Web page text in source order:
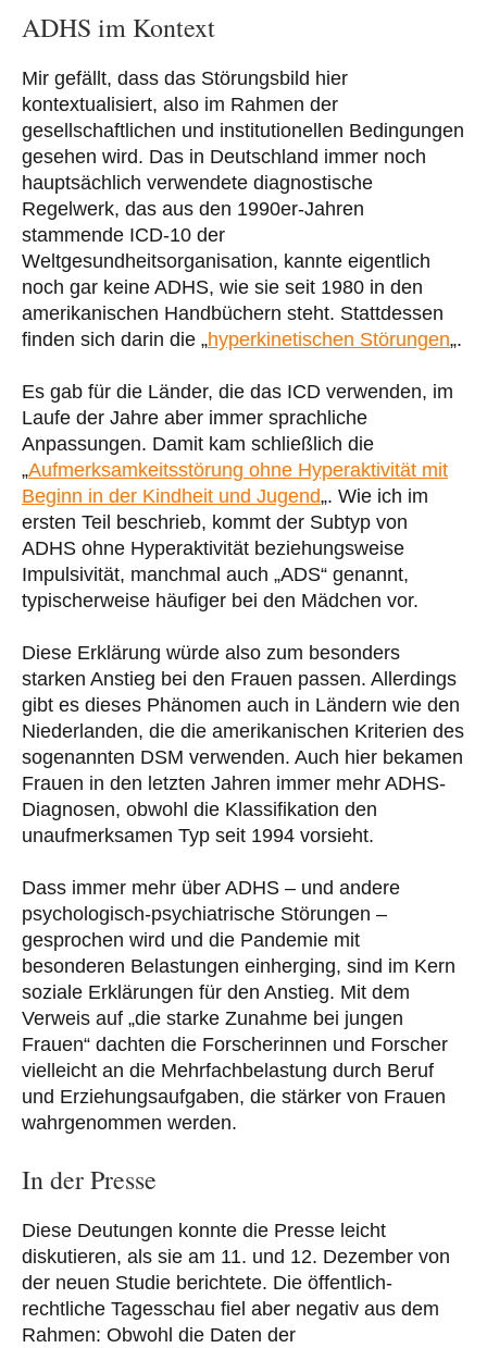
ADHS im Kontext
Mir gefällt, dass das Störungsbild hier
kontextualisiert, also im Rahmen der
gesellschaftlichen und institutionellen Bedingungen
gesehen wird. Das in Deutschland immer noch
hauptsächlich verwendete diagnostische
Regelwerk, das aus den 1990er-Jahren
stammende ICD-10 der
Weltgesundheitsorganisation, kannte eigentlich
noch gar keine ADHS, wie sie seit 1980 in den
amerikanischen Handbüchern steht. Stattdessen
finden sich darin die „hyperkinetischen Störungen„.
Es gab für die Länder, die das ICD verwenden, im
Laufe der Jahre aber immer sprachliche
Anpassungen. Damit kam schließlich die
„Aufmerksamkeitsstörung ohne Hyperaktivität mit
Beginn in der Kindheit und Jugend„. Wie ich im
ersten Teil beschrieb, kommt der Subtyp von
ADHS ohne Hyperaktivität beziehungsweise
Impulsivität, manchmal auch „ADS“ genannt,
typischerweise häufiger bei den Mädchen vor.
Diese Erklärung würde also zum besonders
starken Anstieg bei den Frauen passen. Allerdings
gibt es dieses Phänomen auch in Ländern wie den
Niederlanden, die die amerikanischen Kriterien des
sogenannten DSM verwenden. Auch hier bekamen
Frauen in den letzten Jahren immer mehr ADHS-
Diagnosen, obwohl die Klassifikation den
unaufmerksamen Typ seit 1994 vorsieht.
Dass immer mehr über ADHS – und andere
psychologisch-psychiatrische Störungen –
gesprochen wird und die Pandemie mit
besonderen Belastungen einherging, sind im Kern
soziale Erklärungen für den Anstieg. Mit dem
Verweis auf „die starke Zunahme bei jungen
Frauen“ dachten die Forscherinnen und Forscher
vielleicht an die Mehrfachbelastung durch Beruf
und Erziehungsaufgaben, die stärker von Frauen
wahrgenommen werden.
In der Presse
Diese Deutungen konnte die Presse leicht
diskutieren, als sie am 11. und 12. Dezember von
der neuen Studie berichtete. Die öffentlich-
rechtliche Tagesschau fiel aber negativ aus dem
Rahmen: Obwohl die Daten der